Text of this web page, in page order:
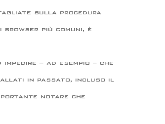
sulla procedura
più comuni, è
– ad esempio – che
in passato, incluso il
notare che